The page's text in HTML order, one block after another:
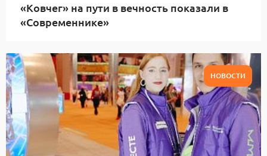
«Ковчег» на пути в вечность показали в
«Современнике»
НОВОСТИ